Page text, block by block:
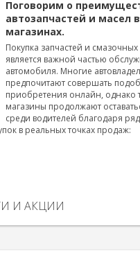
Поговорим о
автозапчастей и масел
магазинах.
Покупка запчастей и
является важной частью
автомобиля. Многие
предпочитают совершать
приобретения онлайн, однако
магазины продолжают
среди водителей благодаря
в реальных точках продаж:
И АКЦИИ